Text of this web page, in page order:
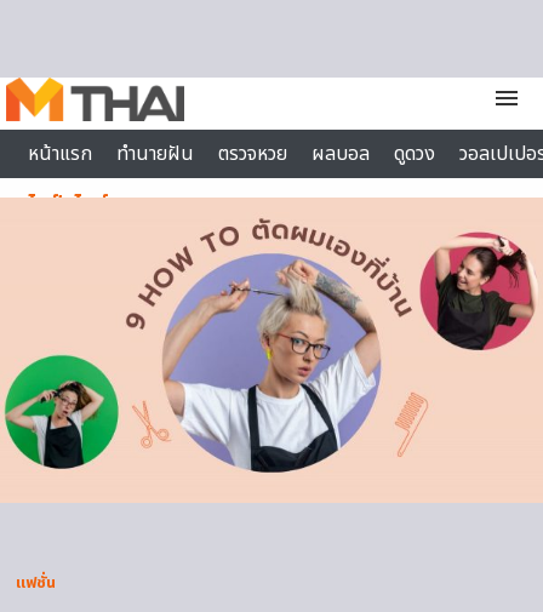
menu
หน้าแรก
ทำนายฝัน ตรวจหวย ผลบอล ดูดวง
วอลเปเป
ไลฟ์สไตล์
แฟชั่น